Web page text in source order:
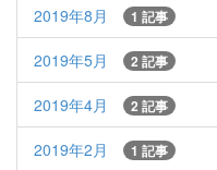
2019年8月 1 記事
2019年5月 2 記事
2019年4月 2 記事
2019年2月 1 記事